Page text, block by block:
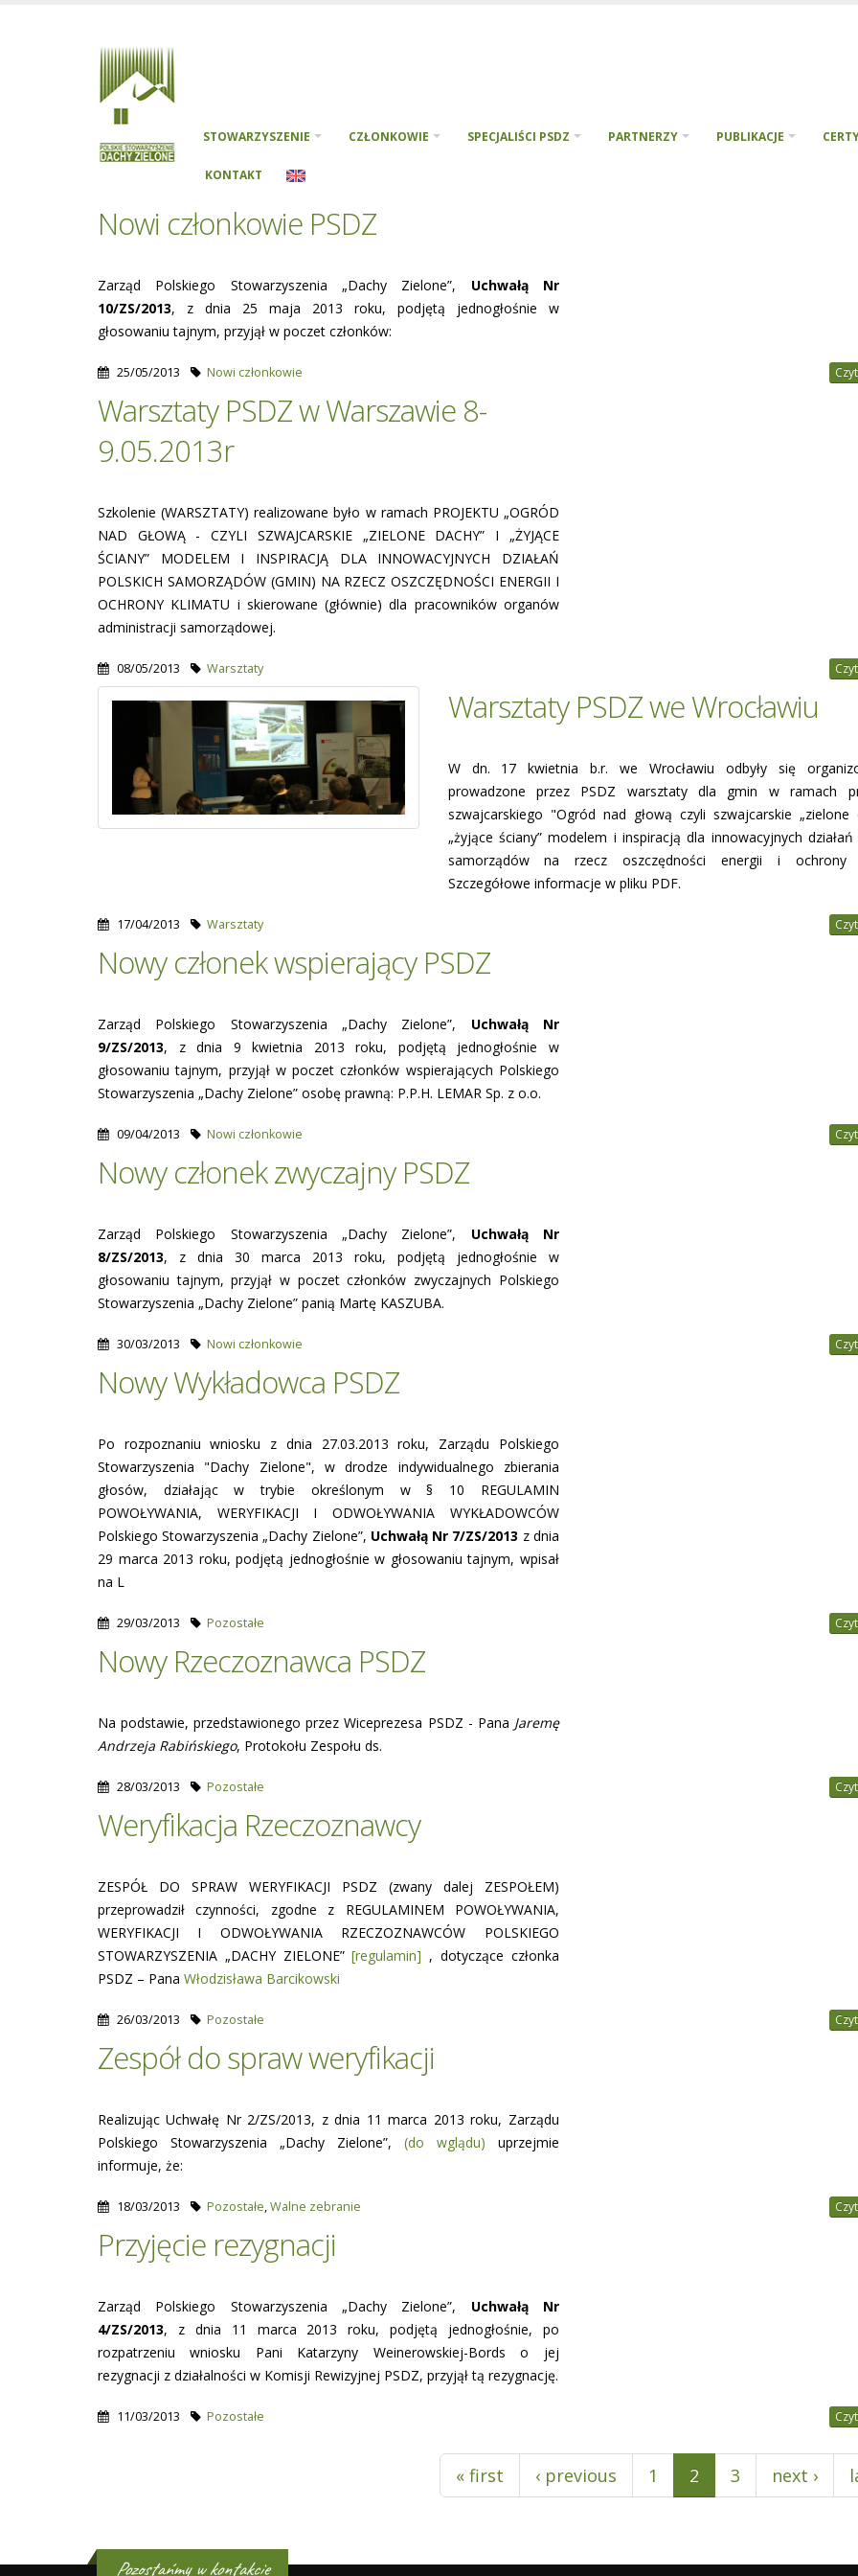
STOWARZYSZENIE CZŁONKOWIE SPECJALIŚCI PSDZ PARTNERZY PUBLIKACJE
KONTAKT
Nowi członkowie PSDZ
Zarząd Polskiego Stowarzyszenia „Dachy Zielone”, Uchwałą Nr
10/ZS/2013, z dnia 25 maja 2013 roku, podjętą jednogłośnie w
głosowaniu tajnym, przyjął w poczet członków:
25/05/2013 Nowi członkowie
Warsztaty PSDZ w Warszawie 8-
9.05.2013r
Szkolenie (WARSZTATY) realizowane było w ramach PROJEKTU „OGRÓD
NAD GŁOWĄ - CZYLI SZWAJCARSKIE „ZIELONE DACHY” I „ŻYJĄCE
ŚCIANY” MODELEM I INSPIRACJĄ DLA INNOWACYJNYCH DZIAŁAŃ
POLSKICH SAMORZĄDÓW (GMIN) NA RZECZ OSZCZĘDNOŚCI ENERGII I
OCHRONY KLIMATU i skierowane (głównie) dla pracowników organów
administracji samorządowej.
08/05/2013 Warsztaty
Warsztaty PSDZ we Wrocławiu
W dn. 17 kwietnia b.r. we Wrocławiu odbyły się
prowadzone przez PSDZ warsztaty dla gmin w ramach
szwajcarskiego "Ogród nad głową czyli szwajcarskie „zielone
„żyjące ściany” modelem i inspiracją dla innowacyjnych działań
samorządów na rzecz oszczędności energii i ochrony
Szczegółowe informacje w pliku PDF.
17/04/2013 Warsztaty
Nowy członek wspierający PSDZ
Zarząd Polskiego Stowarzyszenia „Dachy Zielone”, Uchwałą Nr
9/ZS/2013, z dnia 9 kwietnia 2013 roku, podjętą jednogłośnie w
głosowaniu tajnym, przyjął w poczet członków wspierających Polskiego
Stowarzyszenia „Dachy Zielone” osobę prawną: P.P.H. LEMAR Sp. z o.o.
09/04/2013 Nowi członkowie
Nowy członek zwyczajny PSDZ
Zarząd Polskiego Stowarzyszenia „Dachy Zielone”, Uchwałą Nr
8/ZS/2013, z dnia 30 marca 2013 roku, podjętą jednogłośnie w
głosowaniu tajnym, przyjął w poczet członków zwyczajnych Polskiego
Stowarzyszenia „Dachy Zielone” panią Martę KASZUBA.
30/03/2013 Nowi członkowie
Nowy Wykładowca PSDZ
Po rozpoznaniu wniosku z dnia 27.03.2013 roku, Zarządu Polskiego
Stowarzyszenia "Dachy Zielone", w drodze indywidualnego zbierania
głosów, działając w trybie określonym w § 10 REGULAMIN
POWOŁYWANIA, WERYFIKACJI I ODWOŁYWANIA WYKŁADOWCÓW
Polskiego Stowarzyszenia „Dachy Zielone”, Uchwałą Nr 7/ZS/2013 z dnia
29 marca 2013 roku, podjętą jednogłośnie w głosowaniu tajnym, wpisał
na L
29/03/2013 Pozostałe
Nowy Rzeczoznawca PSDZ
Na podstawie, przedstawionego przez Wiceprezesa PSDZ - Pana Jaremę
Andrzeja Rabińskiego, Protokołu Zespołu ds.
28/03/2013 Pozostałe
Weryfikacja Rzeczoznawcy
ZESPÓŁ DO SPRAW WERYFIKACJI PSDZ (zwany dalej ZESPOŁEM)
przeprowadził czynności, zgodne z REGULAMINEM POWOŁYWANIA,
WERYFIKACJI I ODWOŁYWANIA RZECZOZNAWCÓW POLSKIEGO
STOWARZYSZENIA „DACHY ZIELONE”[regulamin] , dotyczące członka
PSDZ – Pana Włodzisława Barcikowski
26/03/2013 Pozostałe
Zespół do spraw weryfikacji
Realizując Uchwałę Nr 2/ZS/2013, z dnia 11 marca 2013 roku, Zarządu
Polskiego Stowarzyszenia „Dachy Zielone”, (do wglądu) uprzejmie
informuje, że:
18/03/2013 Pozostałe,Walne zebranie
Przyjęcie rezygnacji
Zarząd Polskiego Stowarzyszenia „Dachy Zielone”, Uchwałą Nr
4/ZS/2013, z dnia 11 marca 2013 roku, podjętą jednogłośnie, po
rozpatrzeniu wniosku Pani Katarzyny Weinerowskiej-Bords o jej
rezygnacji z działalności w Komisji Rewizyjnej PSDZ, przyjął tą rezygnację.
11/03/2013 Pozostałe
« first ‹ previous 1 2 3 next ›
Pozostańmy w kontakcie